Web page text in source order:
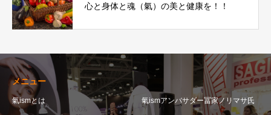
心と身体と魂（氣）の美と健康を！！
メニュー
氣ismとは 氣ismアンバサダー冨家ノリマサ氏